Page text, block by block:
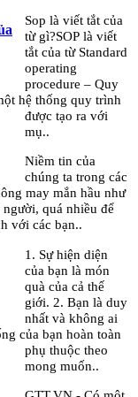
Sop là viết tắt của
từ gì?SOP là viết
tắt của từ Standard
operating
procedure – Quy
hệ thống quy trình
được tạo ra với
mụ..
Niềm tin của
chúng ta trong các
may mắn hầu như
quá nhiều để
với các bạn..
1. Sự hiện diện
của bạn là món
quà của cả thế
giới. 2. Bạn là duy
nhất và không ai
của bạn hoàn toàn
phụ thuộc theo
mong muốn..